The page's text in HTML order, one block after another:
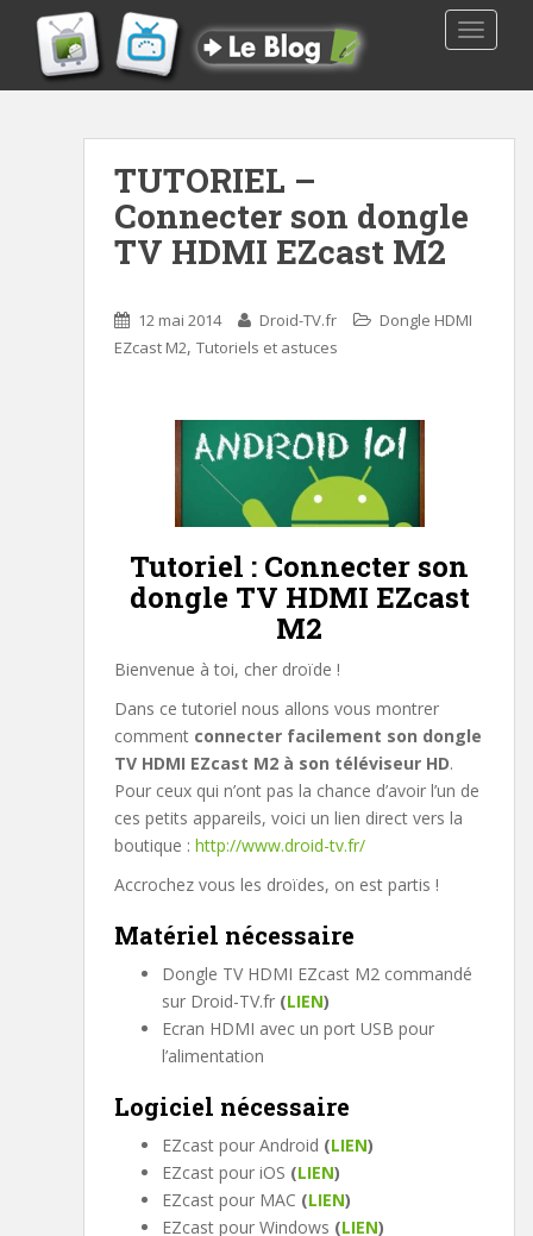
TUTORIEL –
Connecter son dongle
TV HDMI EZcast M2
12 mai 2014 Droid-TV.fr
Dongle HDMI
EZcast M2, Tutoriels et astuces
Tutoriel : Connecter son
dongle TV HDMI EZcast
M2
Bienvenue à toi, cher droïde !
Dans ce tutoriel nous allons vous montrer
comment connecter facilement son dongle
TV HDMI EZcast M2 à son téléviseur HD.
Pour ceux qui n’ont pas la chance d’avoir l’un de
ces petits appareils, voici un lien direct vers la
boutique : http://www.droid-tv.fr/
Accrochez vous les droïdes, on est partis !
Matériel nécessaire
Dongle TV HDMI EZcast M2 commandé
sur Droid-TV.fr (LIEN)
Ecran HDMI avec un port USB pour
l’alimentation
Logiciel nécessaire
EZcast pour Android (LIEN)
EZcast pour iOS (LIEN)
EZcast pour MAC (LIEN)
EZcast pour Windows (LIEN)